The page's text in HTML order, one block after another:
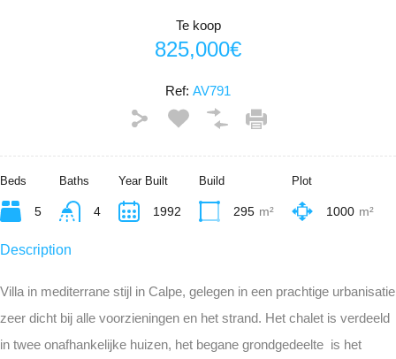
Te koop
825,000€
Ref: AV791
Beds
5
Baths
4
Year Built
1992
Build
295 m²
Plot
1000 m²
Description
Villa in mediterrane stijl in Calpe, gelegen in een prachtige urbanisatie
zeer dicht bij alle voorzieningen en het strand. Het chalet is verdeeld
in twee onafhankelijke huizen, het begane grondgedeelte is het